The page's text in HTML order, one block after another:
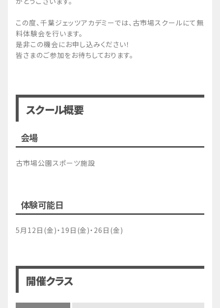
この度、千葉ジェッツアカデミーでは、古市場スクールにて無
料体験会を行います。
是非この機会にお申し込みください！
皆さまのご参加をお待ちしております。
スクール概要
会場
古市場公園スポーツ施設
体験可能日
5月12日(金)・19日(金)・26日(金)
開催クラス